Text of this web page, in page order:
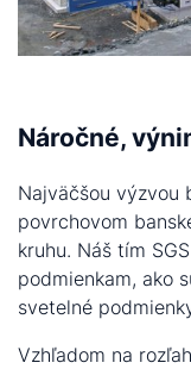
Náročné,
Najväčšou výzvou
povrchovom
kruhu. Náš tím
podmienkam, ako
svetelné
Vzhľadom na